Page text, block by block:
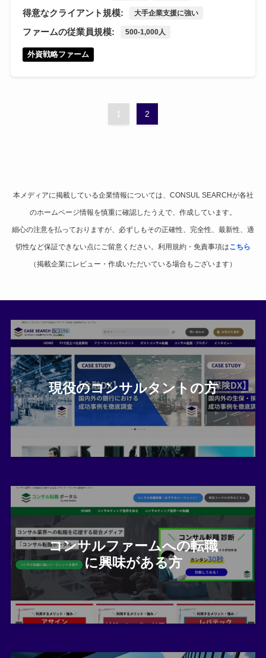
得意なクライアント規模: 大手企業支援に強い
ファームの従業員規模: 500-1,000人
外資戦略ファーム
1 2
本メディアに掲載している企業情報については、CONSUL SEARCHが各社
のホームページ情報を慎重に確認したうえで、作成しています。
細心の注意を払っておりますが、必ずしもその正確性、完全性、最新性、適
切性など保証できない点にご留意ください。利用規約・免責事項はこちら
（掲載企業にレビュー・作成いただいている場合もございます）
現役のコンサルタントの方
コンサルファームへの転職
に興味がある方